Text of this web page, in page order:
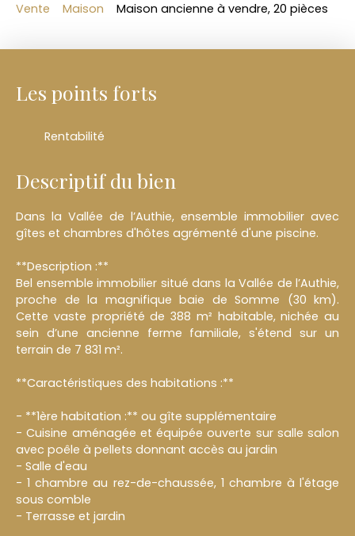
Vente Maison Maison ancienne à vendre, 20 pièces
Les points forts
Rentabilité
Descriptif du bien
Dans la Vallée de l’Authie, ensemble immobilier avec
gîtes et chambres d'hôtes agrémenté d'une piscine.
**Description :**
Bel ensemble immobilier situé dans la Vallée de l’Authie,
proche de la magnifique baie de Somme (30 km).
Cette vaste propriété de 388 m² habitable, nichée au
sein d’une ancienne ferme familiale, s'étend sur un
terrain de 7 831 m².
**Caractéristiques des habitations :**
- **1ère habitation :** ou gîte supplémentaire
- Cuisine aménagée et équipée ouverte sur salle salon
avec poêle à pellets donnant accès au jardin
- Salle d'eau
- 1 chambre au rez-de-chaussée, 1 chambre à l'étage
sous comble
- Terrasse et jardin